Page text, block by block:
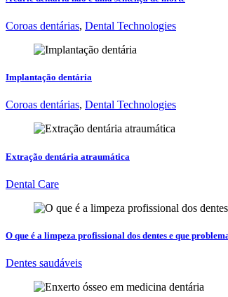
Coroas dentárias, Dental Technologies
Implantação dentária
Coroas dentárias, Dental Technologies
Extração dentária atraumática
Dental Care
O que é a limpeza profissional dos dentes e que
Dentes saudáveis